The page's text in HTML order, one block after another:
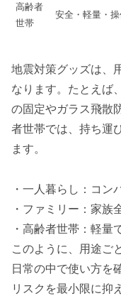
高齢者
世帯
安全・軽量・操
地震対策グッズは、
なります。たとえば
の固定やガラス飛散
者世帯では、持ち運
ます。
・一人暮らし：コン
・ファミリー：家族
・高齢者世帯：軽量
このように、用途ご
日常の中で使い方を
リスクを最小限に抑